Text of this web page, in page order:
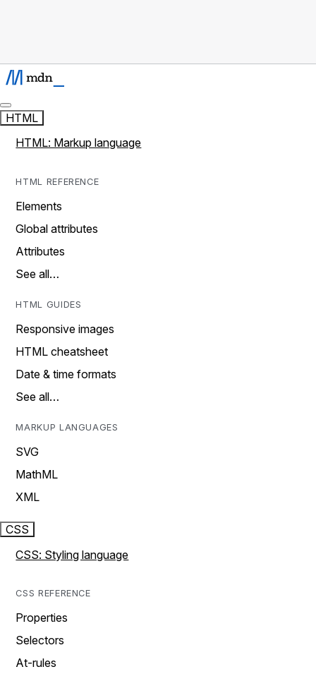
HTML
HTML: Markup language
HTML REFERENCE
Elements
Global attributes
Attributes
See all…
HTML GUIDES
Responsive images
HTML cheatsheet
Date & time formats
See all…
MARKUP LANGUAGES
SVG
MathML
XML
CSS
CSS: Styling language
CSS REFERENCE
Properties
Selectors
At-rules